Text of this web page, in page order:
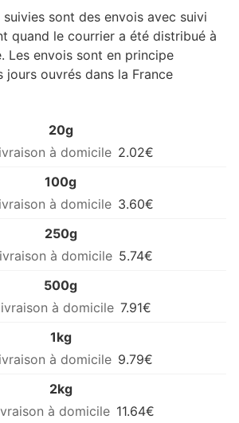
sont des envois avec suivi
quand le courrier a été distribué à
Les envois sont en principe
ouvrés dans la France
20g
2.02€
100g
3.60€
250g
5.74€
500g
7.91€
1kg
9.79€
2kg
11.64€